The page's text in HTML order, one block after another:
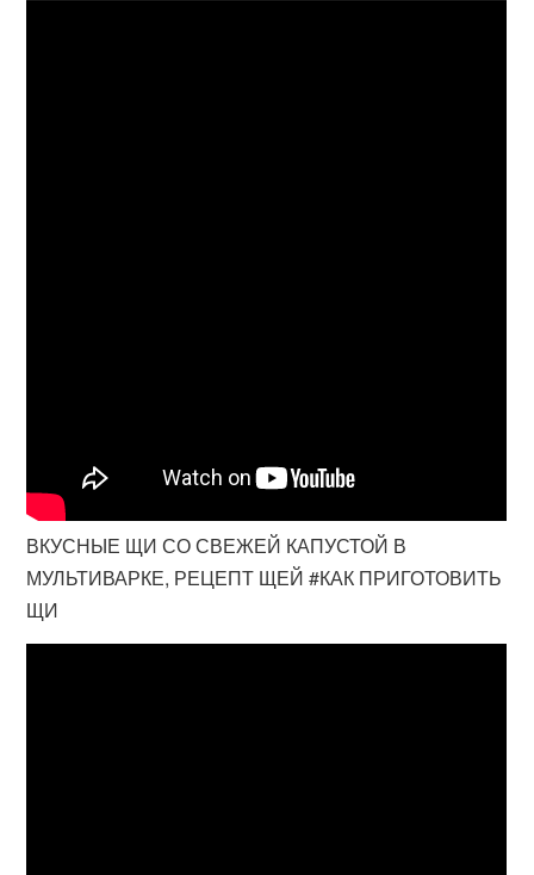
ВКУСНЫЕ ЩИ СО СВЕЖЕЙ КАПУСТОЙ В
МУЛЬТИВАРКЕ, РЕЦЕПТ ЩЕЙ #КАК ПРИГОТОВИТЬ
ЩИ